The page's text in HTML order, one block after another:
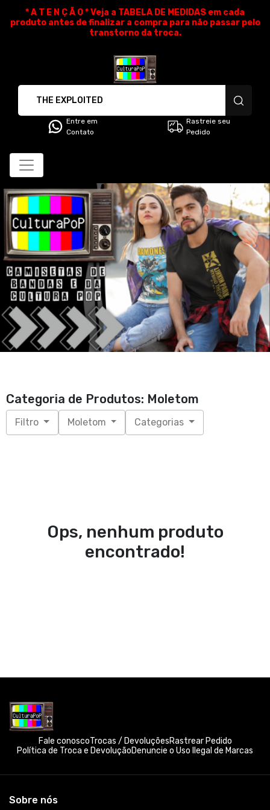
* A T E N Ç Ã O * Veja a TABELA DE MEDIDAS em cada
produto antes de finalizar a compra para não passar pelo
transtorno da troca.
Entre em
Contato
Rastreie seu
Pedido
Categoria de Produtos: Moletom
Filtro Moletom Categorias
Ops, nenhum produto
encontrado!
Fale conoscoTrocas / DevoluçõesRastrear Pedido
Política de Troca e DevoluçãoDenuncie o Uso Ilegal de Marcas
Sobre nós